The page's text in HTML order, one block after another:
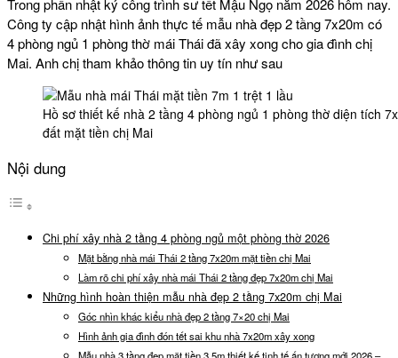
Trong phần nhật ký công trình sư tết Mậu Ngọ năm 2026 hôm nay.
Công ty cập nhật hình ảnh thực tế mẫu nhà đẹp 2 tầng 7x20m có
4 phòng ngủ 1 phòng thờ mái Thái đã xây xong cho gia đình chị
Mai. Anh chị tham khảo thông tin uy tín như sau
Hồ sơ thiết kế nhà 2 tầng 4 phòng ngủ 1 phòng thờ diện tích
đất mặt tiền chị Mai
Nội dung
Chi phí xây nhà 2 tầng 4 phòng ngủ một phòng thờ 2026
Mặt bằng nhà mái Thái 2 tầng 7x20m mặt tiền chị Mai
Làm rõ chi phí xây nhà mái Thái 2 tầng đẹp 7x20m chị Mai
Những hình hoàn thiện mẫu nhà đẹp 2 tầng 7x20m chị Mai
Góc nhìn khác kiểu nhà đẹp 2 tầng 7×20 chị Mai
Hình ảnh gia đình đón tết sai khu nhà 7x20m xây xong